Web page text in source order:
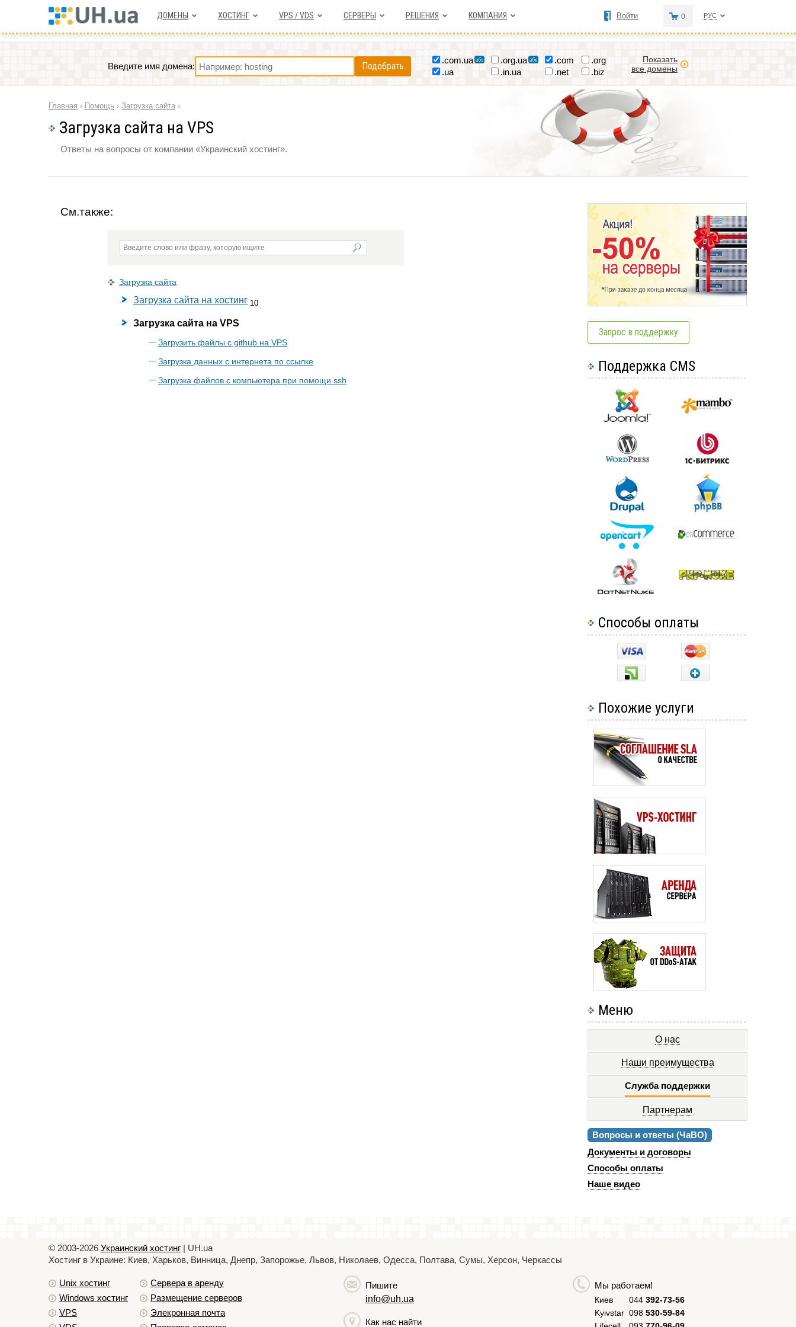
ДОМЕНЫ ХОСТИНГ VPS / VDS СЕРВЕРЫ РЕШЕНИЯ КОМПАНИЯ РУС
0
Войти
Введите имя домена: Подобрать
.com.ua .org.ua .com
.org
.ua
.in.ua .net .biz
Показать
все домены
Главная › Помощь › Загрузка сайта ›
Загрузка сайта на VPS
Ответы на вопросы от компании «Украинский хостинг».
См.также:
Загрузка сайта
Загрузка сайта на хостинг 10
Загрузка сайта на VPS
Загрузить файлы с github на VPS
Загрузка данных с интернета по ссылке
Загрузка файлов с компьютера при помощи ssh
Запрос в поддержку
Поддержка CMS
Способы оплаты
Похожие услуги
Меню
О нас
Наши преимущества
Служба поддержки
Партнерам
Вопросы и ответы (ЧаВО)
Документы и договоры
Способы оплаты
Наше видео
© 2003-2026 Украинский хостинг | UH.ua
Хостинг в Украине: Киев, Харьков, Винница, Днепр, Запорожье, Львов, Николаев, Одесса, Полтава, Сумы, Херсон, Черкассы
Unix хостинг
Windows хостинг
VPS
Сервера в аренду
Размещение серверов
Элекронная почта
Пишите
info@uh.ua
Как нас найти
Мы работаем!
Киев 044 392-73-56
Kyivstar 098 530-59-84